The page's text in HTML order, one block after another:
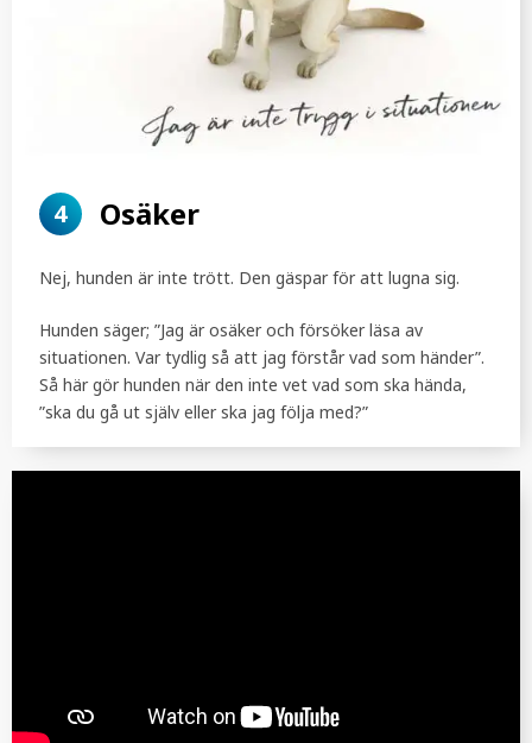
4 Osäker
Nej, hunden är inte trött. Den gäspar för att lugna sig.
Hunden säger; ”Jag är osäker och försöker läsa av
situationen. Var tydlig så att jag förstår vad som händer”.
Så här gör hunden när den inte vet vad som ska hända,
”ska du gå ut själv eller ska jag följa med?”